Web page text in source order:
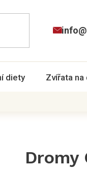
diety Zvířata na
Dromy